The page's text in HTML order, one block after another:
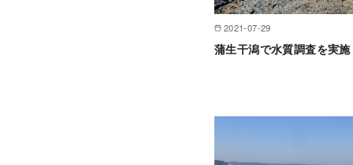
2021-07-29
蒲生干潟で水質調査を実施